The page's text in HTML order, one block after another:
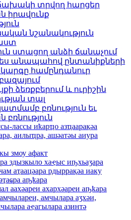
տրվող հարցեր
իրավունք
նշանակություն
ստացող անձի ճանաչում
անապահով ընտանիքների
համընդանուր
ձեռքբերում և ուրիշին
տալ
բռնություն եւ
лассы иҟарҵо азҵаарақәа
aилыҵрa, aшәaтәы aиурa
змоу aфaкт
здызкыло хaҿыс иҧхьaӡaрa
aҭaaцәaрa рдыррaқәa иaку
aҧҟaрa
aaхәaреи aхaрхәaреи aҧҟaрa
aмчылaрa aӡхәи,
aҿaгылaрa aзинтә